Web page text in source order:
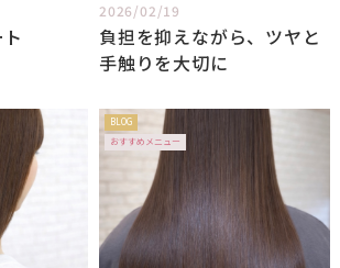
2026/02/19
負担を抑えながら、ツヤと
手触りを大切に
BLOG
おすすめメニュー